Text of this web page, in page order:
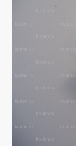
Юридические